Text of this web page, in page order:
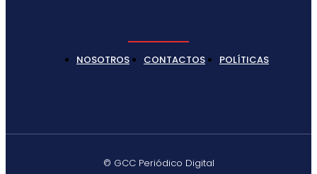
NOSOTROS CONTACTOS POLÍTICAS
© GCC Periódico Digital